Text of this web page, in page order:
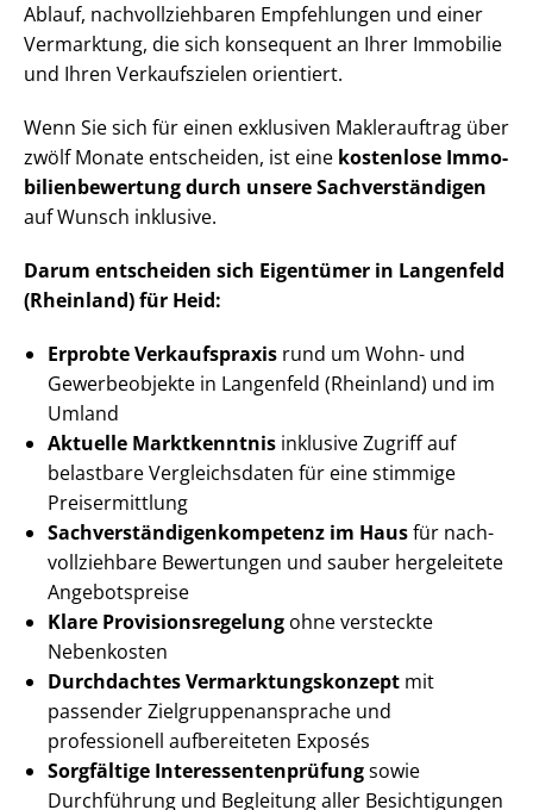
Ablauf, nach­voll­zieh­ba­ren Empfehlungen und einer
Vermarktung, die sich konsequent an Ihrer Immobilie
und Ihren Verkaufszielen orientiert.
Wenn Sie sich für einen exklusiven Maklerauftrag über
zwölf Monate entscheiden, ist eine kostenlose Im­mo­
bi­li­en­be­wer­tung durch unsere Sach­ver­stän­di­gen
auf Wunsch inklusive.
Darum entscheiden sich Eigentümer in Langenfeld
(Rheinland) für Heid:
Erprobte Verkaufspraxis rund um Wohn- und
Gewerbeobjekte in Langenfeld (Rheinland) und im
Umland
Aktuelle Marktkenntnis inklusive Zugriff auf
belastbare Vergleichsdaten für eine stimmige
Preisermittlung
Sach­ver­stän­di­gen­kom­pe­tenz im Hausfür nach­
voll­zieh­ba­re Bewertungen und sauber hergeleitete
Angebotspreise
Klare Pro­vi­si­ons­re­ge­lung ohne versteckte
Nebenkosten
Durchdachtes Ver­mark­tungs­kon­zept mit
passender Ziel­grup­pen­an­spra­che und
professionell aufbereiteten Exposés
Sorgfältige In­ter­es­sen­ten­prü­fungsowie
Durchführung und Begleitung aller Besichtigungen